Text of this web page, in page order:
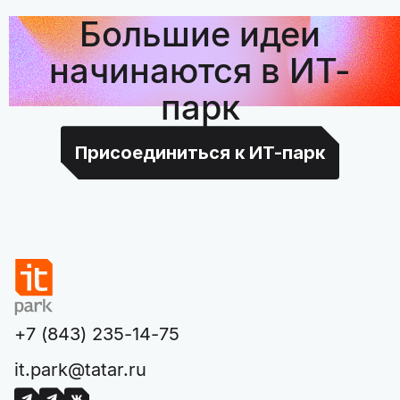
Большие идеи
начинаются в ИТ-
парк
Присоединиться к ИТ-парк
+7 (843) 235-14-75
it.park@tatar.ru